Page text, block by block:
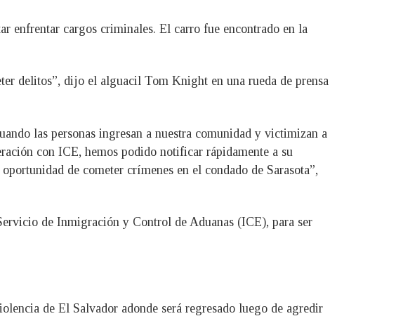
enfrentar cargos criminales. El carro fue encontrado en la
delitos”, dijo el alguacil Tom Knight en una rueda de prensa
las personas ingresan a nuestra comunidad y victimizan a
con ICE, hemos podido notificar rápidamente a su
de cometer crímenes en el condado de Sarasota”,
de Inmigración y Control de Aduanas (ICE), para ser
de El Salvador adonde será regresado luego de agredir